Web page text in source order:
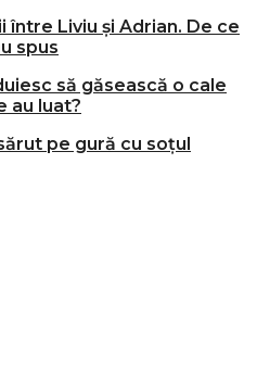
Liviu și Adrian. De ce
spus
să găsească o cale
au luat?
pe gură cu soțul